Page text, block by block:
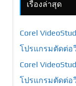
เรื่องล่าสุด
Corel
โปรแกรมตัดต่อ
Corel
โปรแกรมตัดต่อ